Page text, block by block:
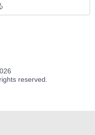
reserved.